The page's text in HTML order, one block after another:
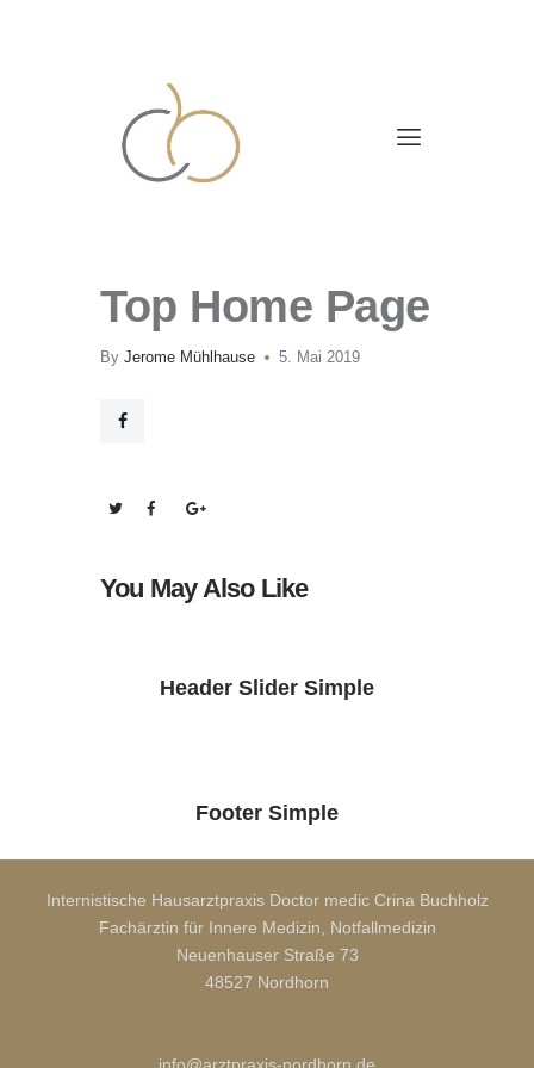
Top Home Page
By Jerome Mühlhause 5. Mai 2019
You May Also Like
Header Slider Simple
Footer Simple
Internistische Hausarztpraxis Doctor medic Crina Buchholz
Fachärztin für Innere Medizin, Notfallmedizin
Neuenhauser Straße 73
48527 Nordhorn